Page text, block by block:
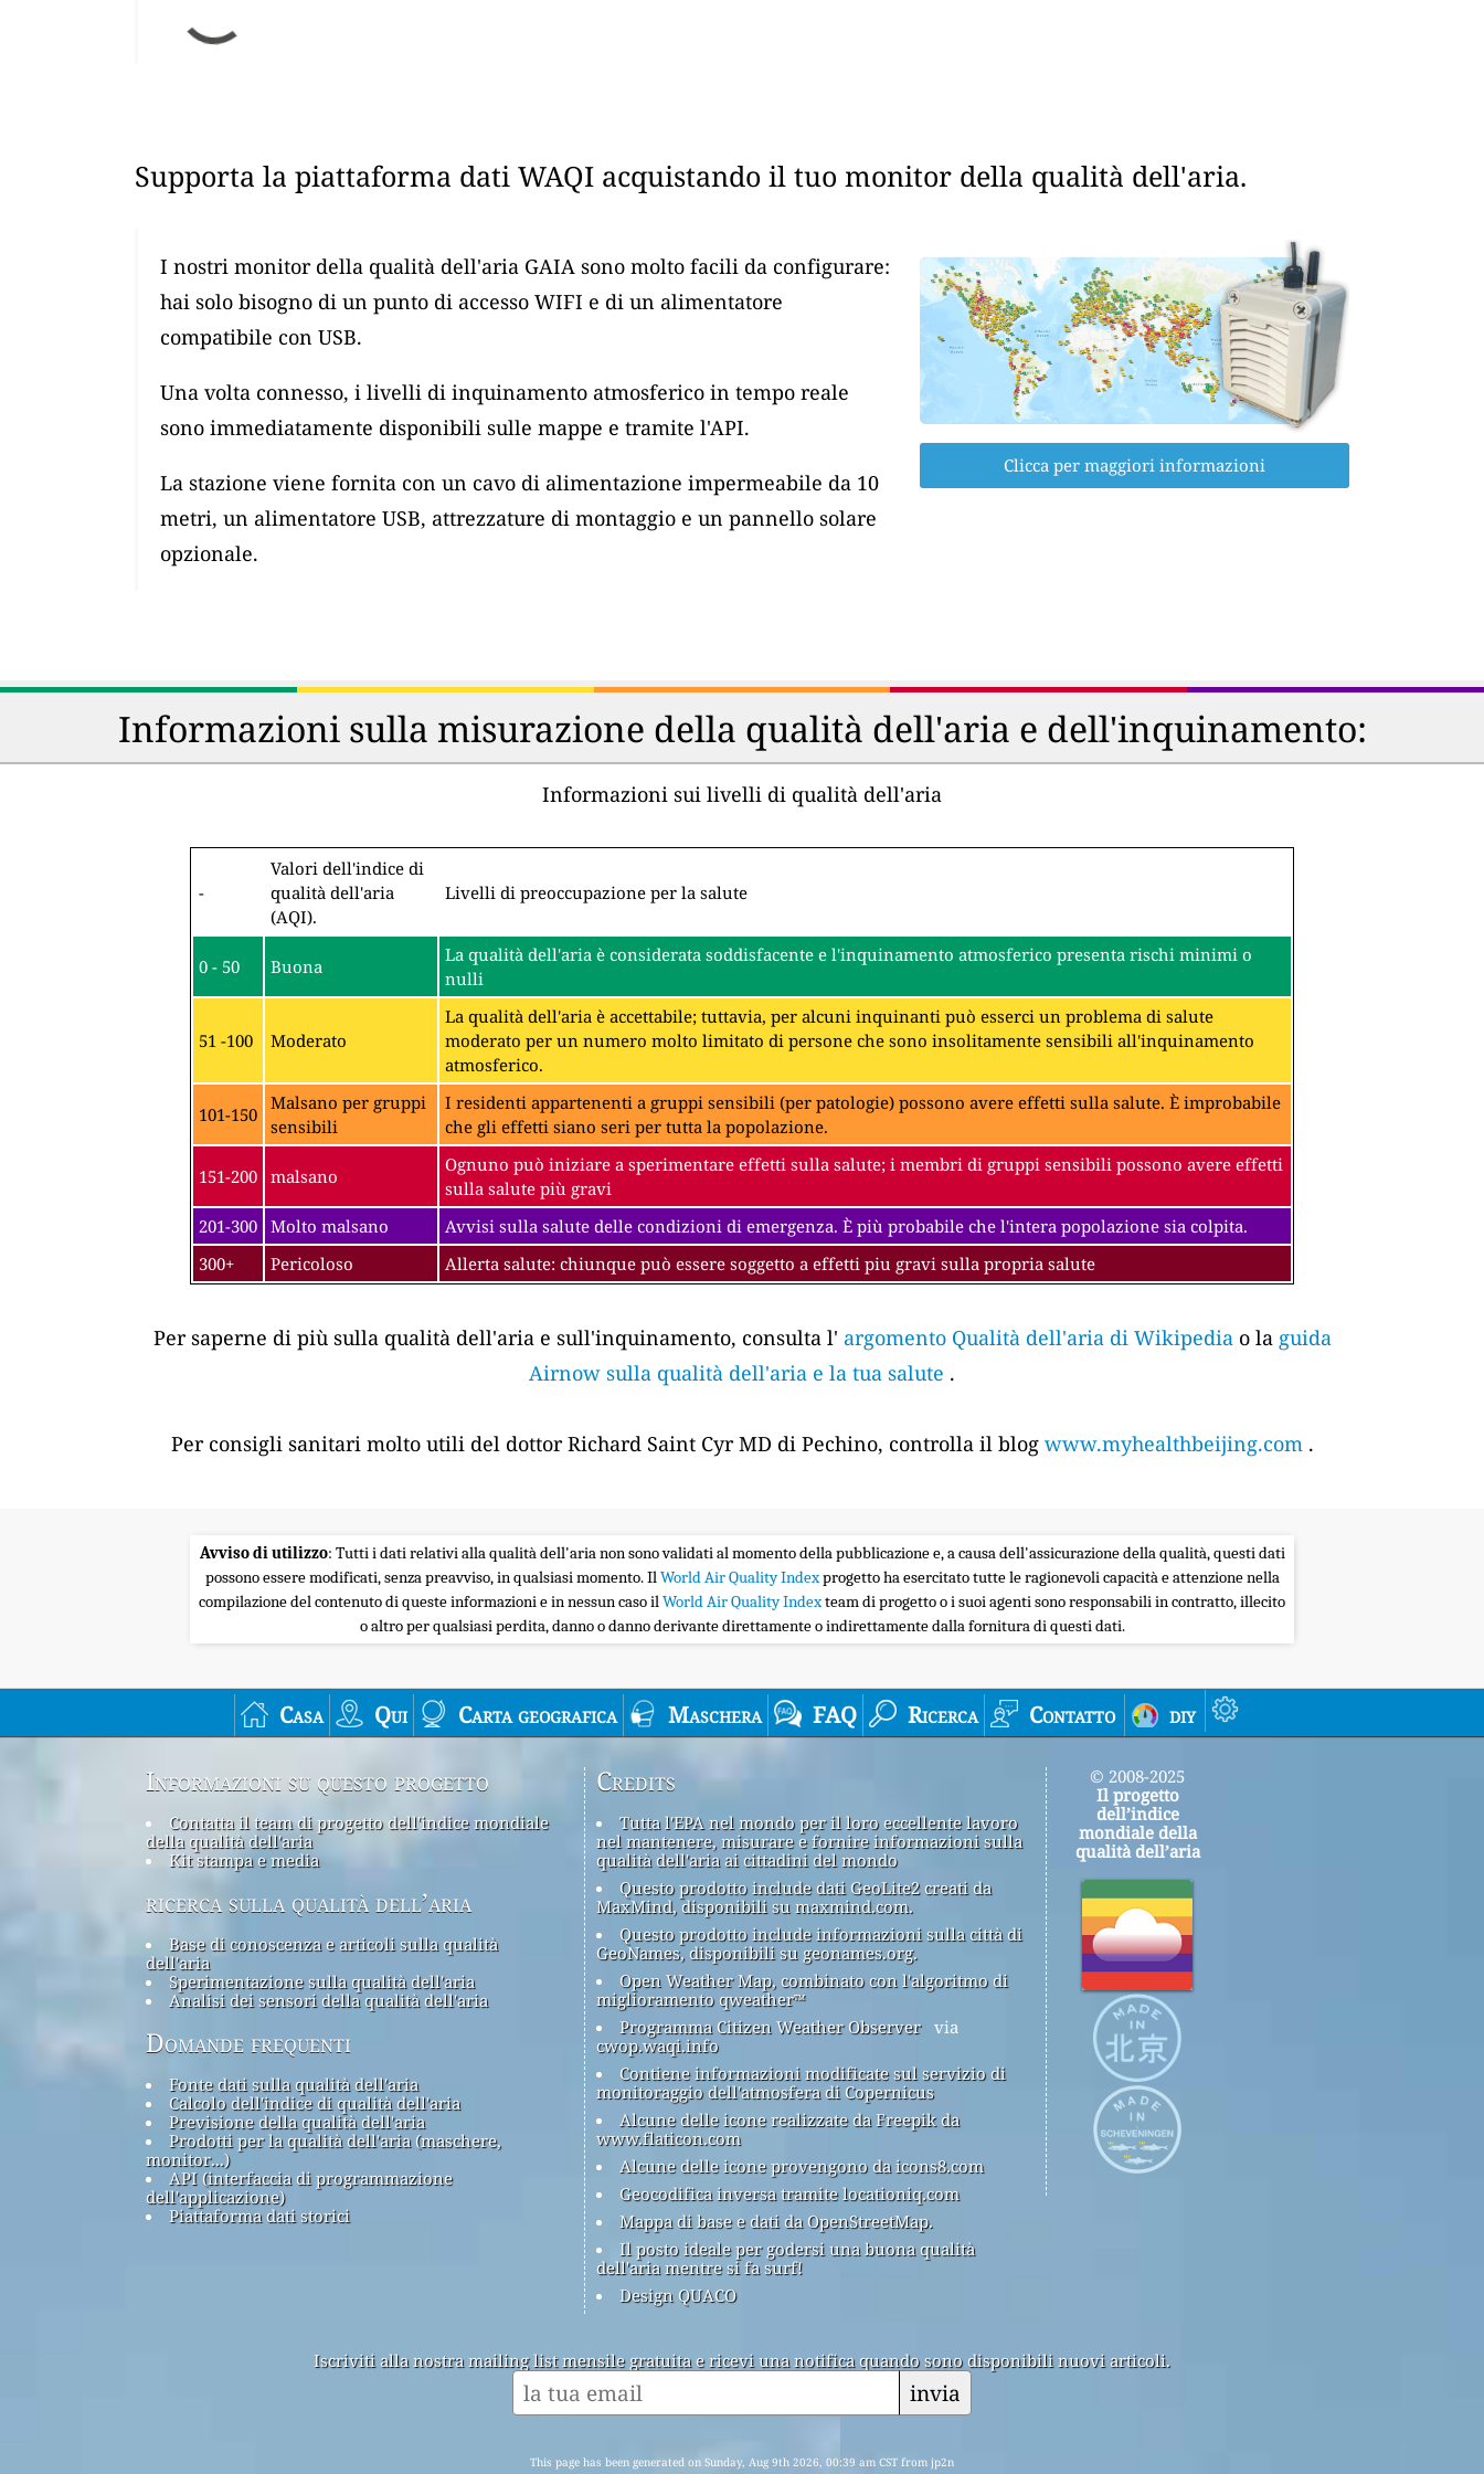
Supporta la piattaforma dati WAQI acquistando il tuo monitor della qualità dell'aria.
I nostri monitor della qualità dell'aria GAIA sono molto facili da configurare:
hai solo bisogno di un punto di accesso WIFI e di un alimentatore
compatibile con USB.
Una volta connesso, i livelli di inquinamento atmosferico in tempo reale
sono immediatamente disponibili sulle mappe e tramite l'API.
La stazione viene fornita con un cavo di alimentazione impermeabile da 10
metri, un alimentatore USB, attrezzature di montaggio e un pannello solare
opzionale.
Clicca per maggiori informazioni
Informazioni sulla misurazione della qualità dell'aria e dell'inquinamento:
Informazioni sui livelli di qualità dell'aria
-
Valori dell'indice di
qualità dell'aria
(AQI).
Livelli di preoccupazione per la salute
0 - 50 Buona
La qualità dell'aria è considerata soddisfacente e l'inquinamento atmosferico presenta rischi minimi o
nulli
51 -100 Moderato
La qualità dell'aria è accettabile; tuttavia, per alcuni inquinanti può esserci un problema di salute
moderato per un numero molto limitato di persone che sono insolitamente sensibili all'inquinamento
atmosferico.
101-150
Malsano per gruppi
sensibili
I residenti appartenenti a gruppi sensibili (per patologie) possono avere effetti sulla salute. È improbabile
che gli effetti siano seri per tutta la popolazione.
151-200 malsano
Ognuno può iniziare a sperimentare effetti sulla salute; i membri di gruppi sensibili possono avere effetti
sulla salute più gravi
201-300 Molto malsano
Avvisi sulla salute delle condizioni di emergenza. È più probabile che l'intera popolazione sia colpita.
300+
Pericoloso Allerta salute: chiunque può essere soggetto a effetti piu gravi sulla propria salute
Per saperne di più sulla qualità dell'aria e sull'inquinamento, consulta l' argomento Qualità dell'aria di Wikipediao la guida
Airnow sulla qualità dell'aria e la tua salute .
Per consigli sanitari molto utili del dottor Richard Saint Cyr MD di Pechino, controlla il blog www.myhealthbeijing.com.
Avviso di utilizzo: Tutti i dati relativi alla qualità dell'aria non sono validati al momento della pubblicazione e, a causa dell'assicurazione della qualità, questi dati
possono essere modificati, senza preavviso, in qualsiasi momento. IlWorld Air Quality Indexprogetto ha esercitato tutte le ragionevoli capacità e attenzione nella
compilazione del contenuto di queste informazioni e in nessun caso ilWorld Air Quality Indexteam di progetto o i suoi agenti sono responsabili in contratto, illecito
o altro per qualsiasi perdita, danno o danno derivante direttamente o indirettamente dalla fornitura di questi dati.
Casa Qui Carta geografica Maschera FAQ Ricerca Contatto diy
Informazioni su questo progetto
Contatta il team di progetto dell'indice mondiale
della qualità dell'aria
Kit stampa e media
ricerca sulla qualità dell’aria
Base di conoscenza e articoli sulla qualità
dell'aria
Sperimentazione sulla qualità dell'aria
Analisi dei sensori della qualità dell'aria
Domande frequenti
Fonte dati sulla qualità dell'aria
Calcolo dell'indice di qualità dell'aria
Previsione della qualità dell'aria
Prodotti per la qualità dell'aria (maschere,
monitor...)
API (interfaccia di programmazione
dell'applicazione)
Piattaforma dati storici
Credits
Tutta l'EPA nel mondo per il loro eccellente lavoro
nel mantenere, misurare e fornire informazioni sulla
qualità dell'aria ai cittadini del mondo
Questo prodotto include dati GeoLite2 creati da
MaxMind, disponibili su maxmind.com.
Questo prodotto include informazioni sulla città di
GeoNames, disponibili su geonames.org.
Open Weather Map, combinato con l'algoritmo di
miglioramento qweather™
Programma Citizen Weather Observer via
cwop.waqi.info
Contiene informazioni modificate sul servizio di
monitoraggio dell'atmosfera di Copernicus
Alcune delle icone realizzate da Freepik da
www.flaticon.com
Alcune delle icone provengono da icons8.com
Geocodifica inversa tramite locationiq.com
Mappa di base e dati da OpenStreetMap.
Il posto ideale per godersi una buona qualità
dell'aria mentre si fa surf!
Design QUACO
© 2008-2025
Il progetto
dell’indice
mondiale della
qualità dell’aria
Iscriviti alla nostra mailing list mensile gratuita e ricevi una notifica quando sono disponibili nuovi articoli.
invia
This page has been generated on Sunday, Aug 9th 2026, 00:39 am CST from jp2n